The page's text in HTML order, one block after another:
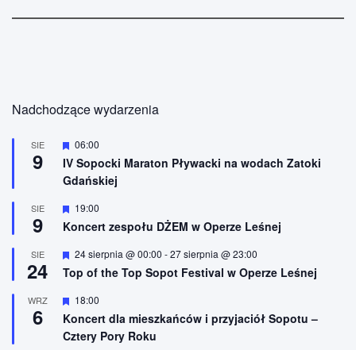
Nadchodzące wydarzenia
SIE
9
W
y
r
ó
n
o
e
06:00
IV Sopocki Maraton Pływacki na wodach Zatoki
Gdańskiej
SIE
9
W
r
ż
n
o
n
e
19:00
Koncert zespołu DŻEM w Operze Leśnej
SIE
24
W
r
ż
n
o
24 sierpnia @ 00:00 -27 sierpnia @ 23:00
Top of the Top Sopot Festival w Operze Leśnej
WRZ
6
W
r
ó
18:00
Koncert dla mieszkańców i przyjaciół Sopotu –
Cztery Pory Roku